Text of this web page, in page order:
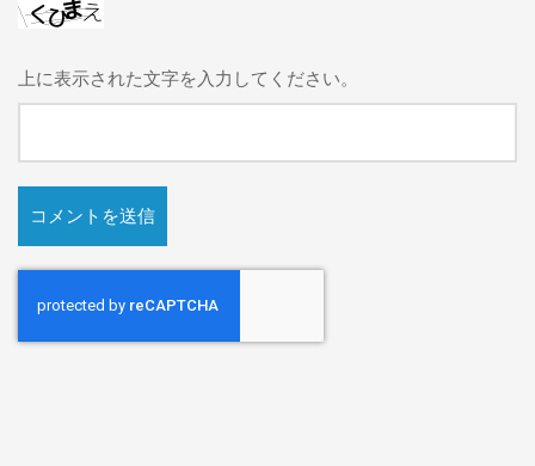
上に表示された文字を入力してください。